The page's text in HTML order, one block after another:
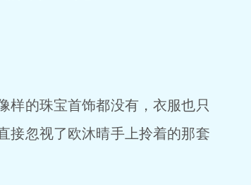
的珠宝首饰都没有，衣服也只
接忽视了欧沐晴手上拎着的那套